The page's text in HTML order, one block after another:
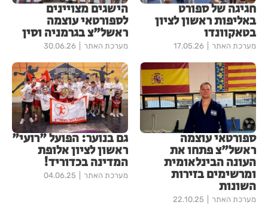
חגיגה של ספורט
באליפות ראשון לציון
בטאקוונדו
מערכת האתר 17.05.26
הישגים מצויינים
לספורטאי עוצמה
ראשל"צ בגרמניה וסין
מערכת האתר 30.06.26
ספורטאי עוצמה
ראשל"צ פתחו את
העונה הבינלאומית
ומרשימים בזירות
השונות
מערכת האתר 22.10.25
גם בנוער: הפועל "רועי"
ראשון לציון אלופת
המדינה בכדוריד!
מערכת האתר 04.06.25